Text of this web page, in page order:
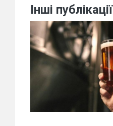
Інші публікації